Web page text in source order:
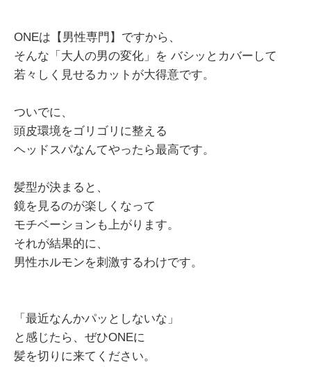
ONEは【男性専門】ですから、
そんな「大人の男の変化」を バシッとカバーして
若々しく見せるカットが大得意です。
ついでに、
頭皮環境をゴリゴリに整える
ヘッドスパなんてやったら最高です。
髪型が決まると、
鏡を見るのが楽しくなって
モチベーションも上がります。
それが結果的に、
男性ホルモンを刺激するわけです。
「最近なんかパッとしないな」
と感じたら、ぜひONEに
髪を切りに来てください。